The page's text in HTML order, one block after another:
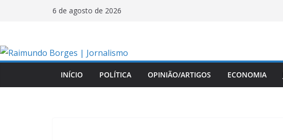
conteúdo
6 de agosto de 2026
INÍCIO POLÍTICA OPINIÃO/ARTIGOS ECONOMIA